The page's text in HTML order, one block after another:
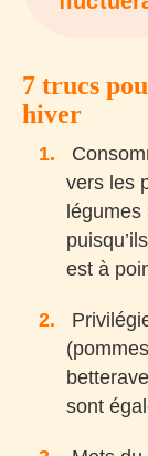
7 trucs
hiver
vers les
légumes
est à
sont